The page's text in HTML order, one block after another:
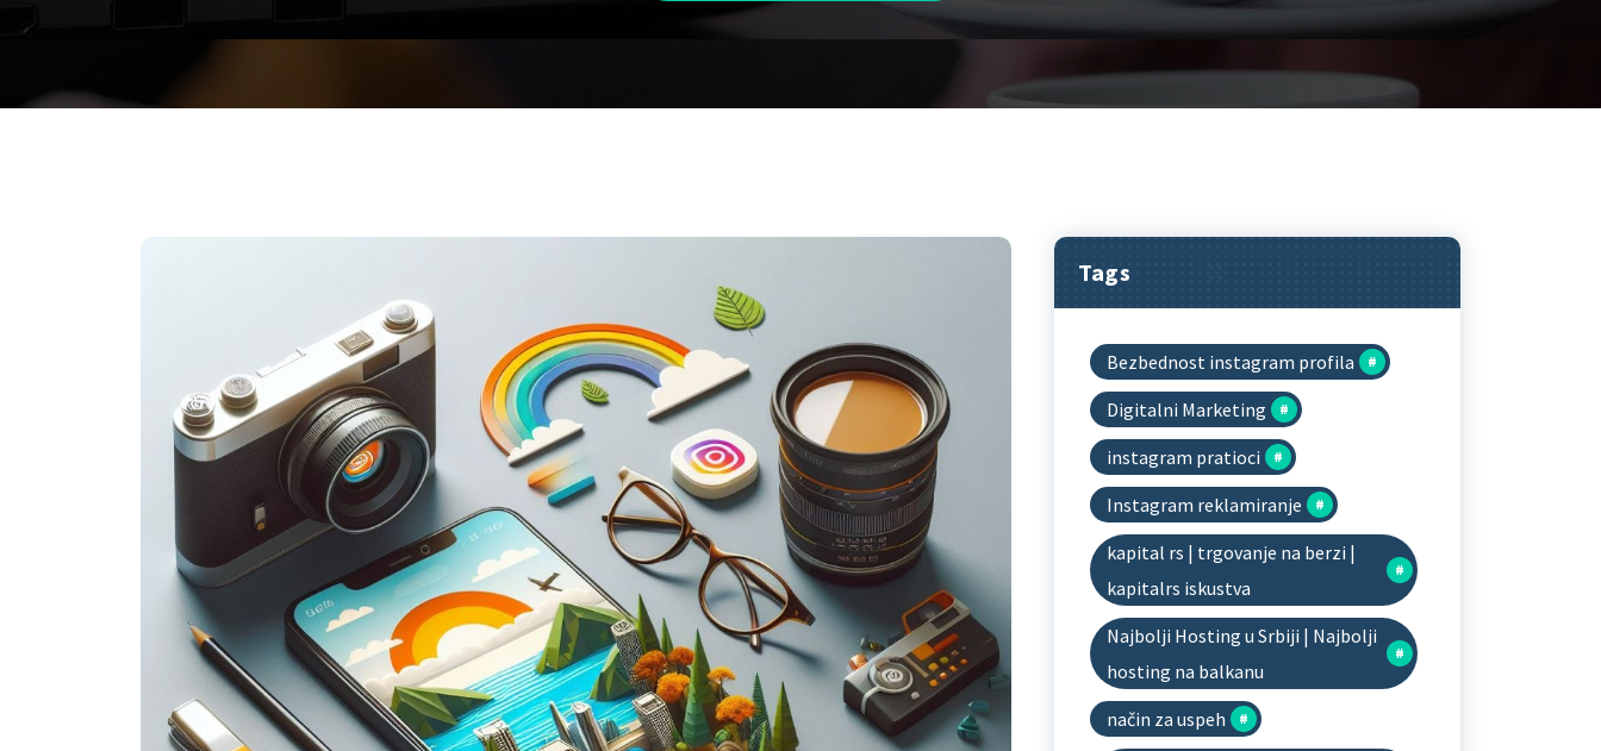
Tags
Bezbednost instagram profila
Digitalni Marketing
instagram pratioci
Instagram reklamiranje
kapital rs | trgovanje na berzi |
kapitalrs iskustva
Najbolji Hosting u Srbiji | Najbolji
hosting na balkanu
način za uspeh